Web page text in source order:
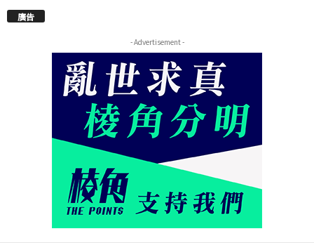
廣告
- Advertisement -